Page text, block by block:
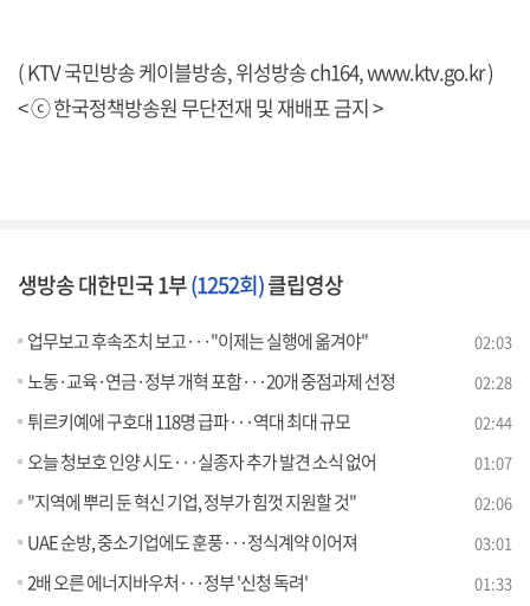
( KTV 국민방송 케이블방송, 위성방송 ch164,www.ktv.go.kr)
< ⓒ 한국정책방송원 무단전재 및 재배포 금지 >
생방송 대한민국 1부(1252회)클립영상
업무보고 후속조치 보고···"이제는 실행에 옮겨야" 02:03
노동·교육·연금·정부 개혁 포함···20개 중점과제 선정 02:28
튀르키예에 구호대 118명 급파···역대 최대 규모 02:44
오늘 청보호 인양 시도···실종자 추가 발견 소식 없어 01:07
"지역에 뿌리 둔 혁신 기업, 정부가 힘껏 지원할 것" 02:06
UAE 순방, 중소기업에도 훈풍···정식계약 이어져 03:01
2배 오른 에너지바우처···정부 '신청 독려' 01:33